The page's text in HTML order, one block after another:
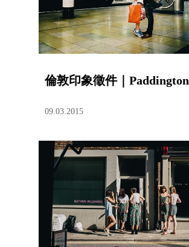
倫敦印象徵件｜Paddington
09.03.2015